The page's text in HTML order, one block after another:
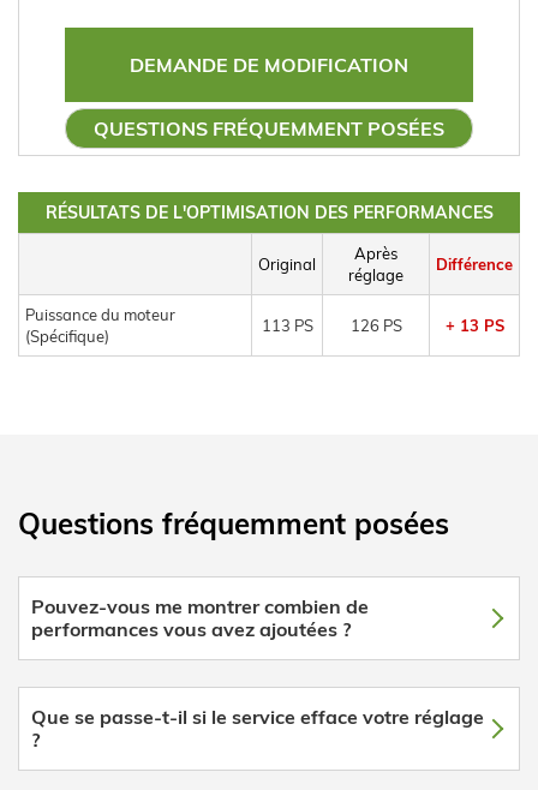
DEMANDE DE MODIFICATION
QUESTIONS FRÉQUEMMENT POSÉES
RÉSULTATS DE L'OPTIMISATION DES PERFORMANCES
Original
Après
réglage
Différence
Puissance du moteur
(Spécifique)
113 PS 126 PS + 13 PS
Questions fréquemment posées
Pouvez-vous me montrer combien de
performances vous avez ajoutées ?
Que se passe-t-il si le service efface votre réglage
?